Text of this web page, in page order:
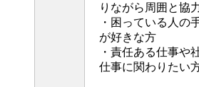
りながら周囲と協
・困っている人の
が好きな方
・責任ある仕事や
仕事に関わりたい